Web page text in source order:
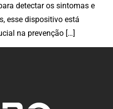
detectar os sintomas e
esse dispositivo está
na prevenção […]